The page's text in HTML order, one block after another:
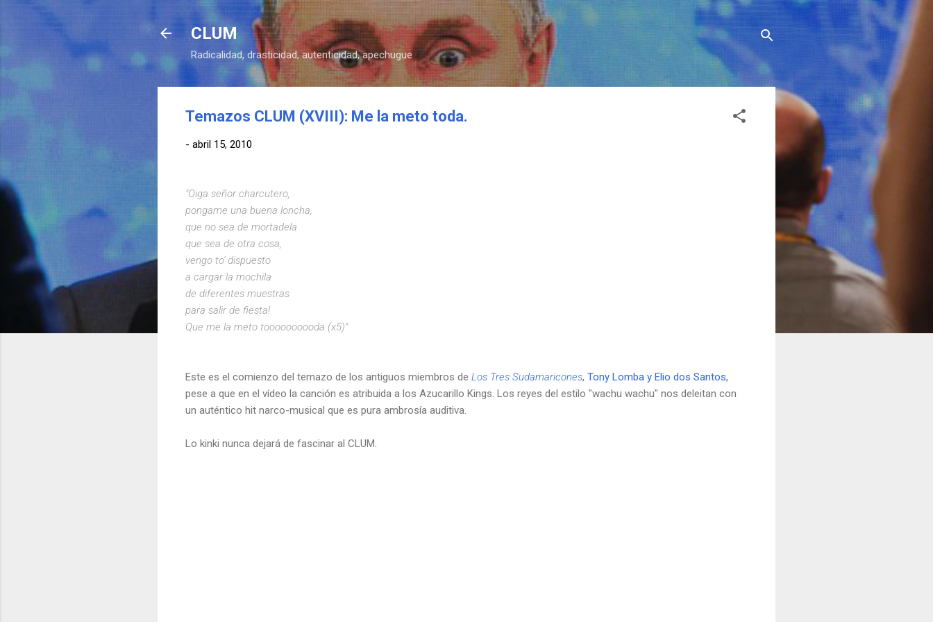
Ir al contenido principal
CLUM
Radicalidad, drasticidad, autenticidad, apechugue
Temazos CLUM (XVIII): Me la meto toda.
- abril 15, 2010
"Oiga señor charcutero,
pongame una buena loncha,
que no sea de mortadela
que sea de otra cosa,
vengo to' dispuesto
a cargar la mochila
de diferentes muestras
para salir de fiesta!
Que me la meto toooooooooda (x5)"
Este es el comienzo del temazo de los antiguos miembros de Los Tres Sudamaricones, Tony Lomba y Elio dos Santos,
pese a que en el vídeo la canción es atribuida a los Azucarillo Kings. Los reyes del estilo "wachu wachu" nos deleitan con
un auténtico hit narco-musical que es pura ambrosía auditiva.
Lo kinki nunca dejará de fascinar al CLUM.